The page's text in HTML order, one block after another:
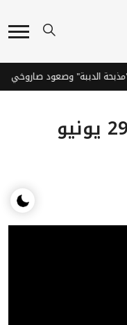
موجز أخبار المنتصف 29 يونيو